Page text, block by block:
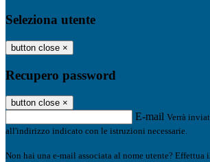
Seleziona utente
button close ×
Recupero password
button close ×
E-mail Verrà
all'indirizzo indicato con le istruzioni necessarie.
Non hai una e-mail associata al nome utente? Effettua